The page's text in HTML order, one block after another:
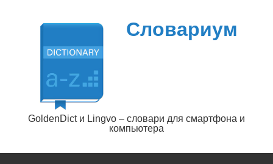
содержимому
Словариум
GoldenDict и Lingvo – словари для смартфона и
компьютера